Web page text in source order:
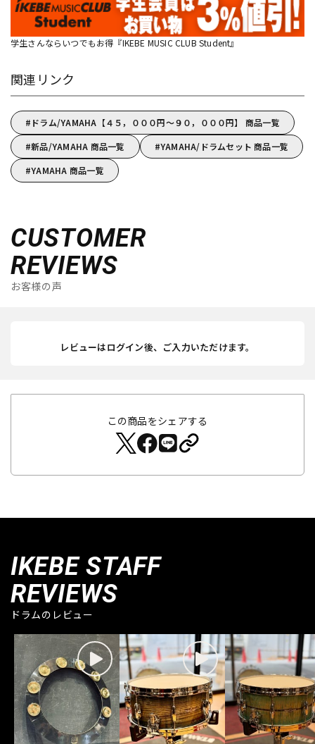
学生さんならいつでもお得『IKEBE MUSIC CLUB Student』
関連リンク
ドラム/YAMAHA【４５，０００円～９０，０００円】 商品一覧
新品/YAMAHA 商品一覧
YAMAHA/ドラムセット 商品一覧
YAMAHA 商品一覧
CUSTOMER
REVIEWS
お客様の声
レビューはログイン後、ご入力いただけます。
この商品をシェアする
IKEBE STAFF
REVIEWS
ドラムのレビュー